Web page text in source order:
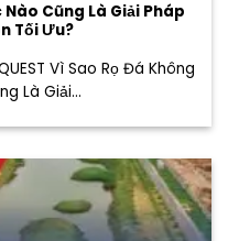
Cũng Là Giải Pháp
Tối Ưu?
Vì Sao Rọ Đá Không
Là Giải...